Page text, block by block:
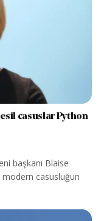
casuslar Python
başkanı Blaise
modern casusluğun